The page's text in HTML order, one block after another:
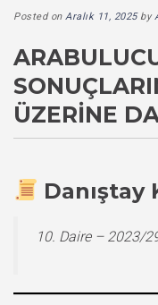
Posted on Aralık 11, 2025by
ÜZERINE
Danıştay
10. Daire – 2023/